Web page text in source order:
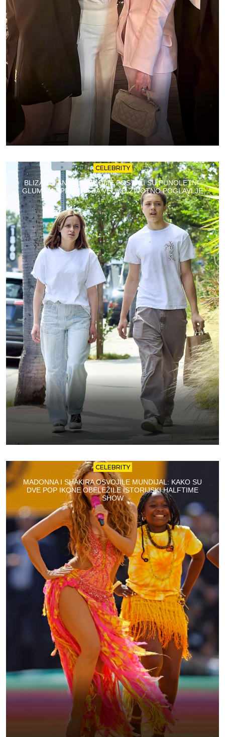
CELEBRITY
BLIZANCI ANGELINE JOLIE POSTALI SU PUNOLETNI:
GLUMICA SPREMNA ZA VELIKO ŽIVOTNO POGLAVLJE
CELEBRITY
MADONNA I SHAKIRA OSVOJILE MUNDIJAL: KAKO SU
DVE POP IKONE OBELEŽILE ISTORIJSKI HALFTIME
SHOW